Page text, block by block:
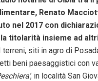
Renato
nel 2017 con
titolarità insieme ad
terreni, siti in agro di
beni paesaggistici con
, in località San